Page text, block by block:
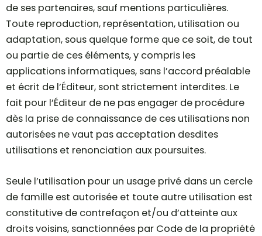
de ses partenaires, sauf mentions particulières.
Toute reproduction, représentation, utilisation ou
adaptation, sous quelque forme que ce soit, de tout
ou partie de ces éléments, y compris les
applications informatiques, sans l’accord préalable
et écrit de l’Éditeur, sont strictement interdites. Le
fait pour l’Éditeur de ne pas engager de procédure
dès la prise de connaissance de ces utilisations non
autorisées ne vaut pas acceptation desdites
utilisations et renonciation aux poursuites.
Seule l’utilisation pour un usage privé dans un cercle
de famille est autorisée et toute autre utilisation est
constitutive de contrefaçon et/ou d’atteinte aux
droits voisins, sanctionnées par Code de la propriété